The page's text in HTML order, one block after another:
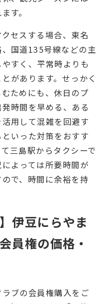
す。
セスする場合、東名
国道135号線などの主
すく、平常時よりも
があります。せっかく
ためにも、休日のプ
時間を早める、ある
用して混雑を回避す
いった対策をおすす
三島駅からタクシーで
よっては所要時間が
で、時間に余裕を持
伊豆にらやま
員権の価格・
ブの会員権購入をご